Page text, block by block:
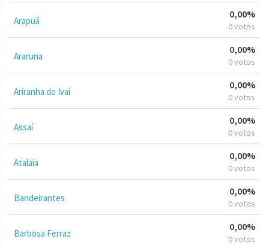
Arapuã
0,00%
0 votos
Araruna
0,00%
0 votos
Ariranha do Ivaí
0,00%
0 votos
Assaí
0,00%
0 votos
Atalaia
0,00%
0 votos
Bandeirantes
0,00%
0 votos
Barbosa Ferraz
0,00%
0 votos